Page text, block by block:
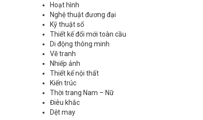
Hoạt hình
Nghệ thuật đương đại
Kỹ thuật số
Thiết kế đổi mới toàn cầu
Di động thông minh
Vẽ tranh
Nhiếp ảnh
Thiết kế nội thất
Kiến trúc
Thời trang Nam – Nữ
Điêu khắc
Dệt may